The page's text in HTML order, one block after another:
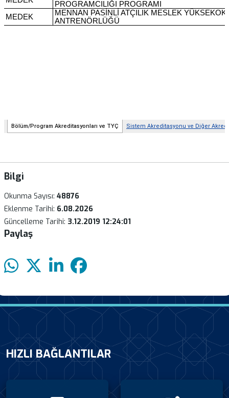
Bilgi
Okunma Sayısı: 48876
Eklenme Tarihi: 6.08.2026
Güncelleme Tarihi: 3.12.2019 12:24:01
Paylaş
HIZLI BAĞLANTILAR